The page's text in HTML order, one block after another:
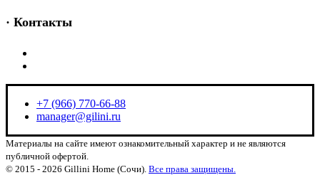
· Контакты
+7 (966) 770-66-88
manager@gilini.ru
Материалы на сайте имеют ознакомительный характер и не являются
публичной офертой.
© 2015 - 2026 Gillini Home (Сочи). Все права защищены.